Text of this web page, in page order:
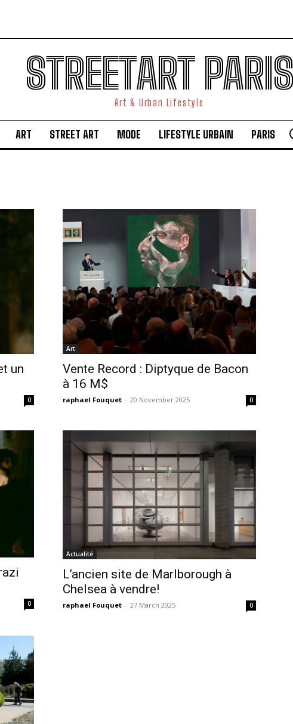
STREETART PARIS
Art & Urban Lifestyle
ART STREET ART MODE LIFESTYLE URBAIN PARIS
un
0
Art
Vente Record : Diptyque de Bacon
à 16 M$
raphael Fouquet - 20 November 2025 0
0
Actualité
L’ancien site de Marlborough à
Chelsea à vendre!
raphael Fouquet - 27 March 2025 0